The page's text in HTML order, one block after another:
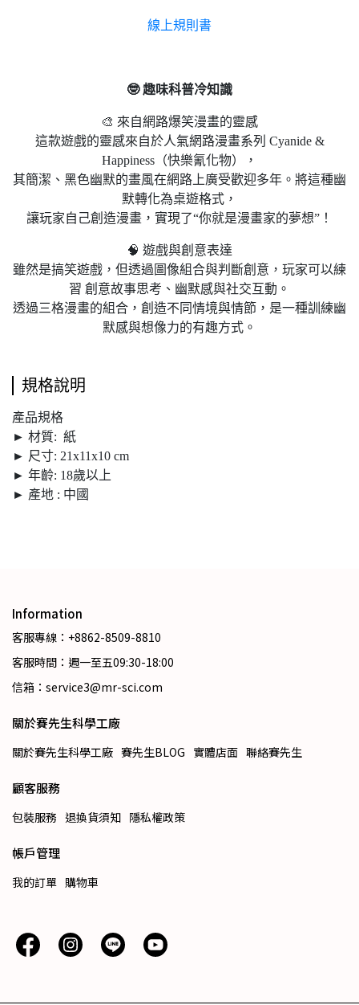
線上規則書
🤓 趣味科普冷知識
🎨 來自網路爆笑漫畫的靈感
這款遊戲的靈感來自於人氣網路漫畫系列 Cyanide &
Happiness（快樂氰化物），
其簡潔、黑色幽默的畫風在網路上廣受歡迎多年。將這種幽
默轉化為桌遊格式，
讓玩家自己創造漫畫，實現了“你就是漫畫家的夢想”！
🧠 遊戲與創意表達
雖然是搞笑遊戲，但透過圖像組合與判斷創意，玩家可以練
習 創意故事思考、幽默感與社交互動。
透過三格漫畫的組合，創造不同情境與情節，是一種訓練幽
默感與想像力的有趣方式。
規格說明
產品規格
► 材質: 紙
► 尺寸: 21x11x10 cm
► 年齡: 18歲以上
► 產地 : 中國
Information
客服專線：+8862-8509-8810
客服時間：週一至五09:30-18:00
信箱：service3@mr-sci.com
關於賽先生科學工廠
關於賽先生科學工廠 賽先生BLOG 實體店面 聯絡賽先生
顧客服務
包裝服務 退換貨須知 隱私權政策
帳戶管理
我的訂單 購物車